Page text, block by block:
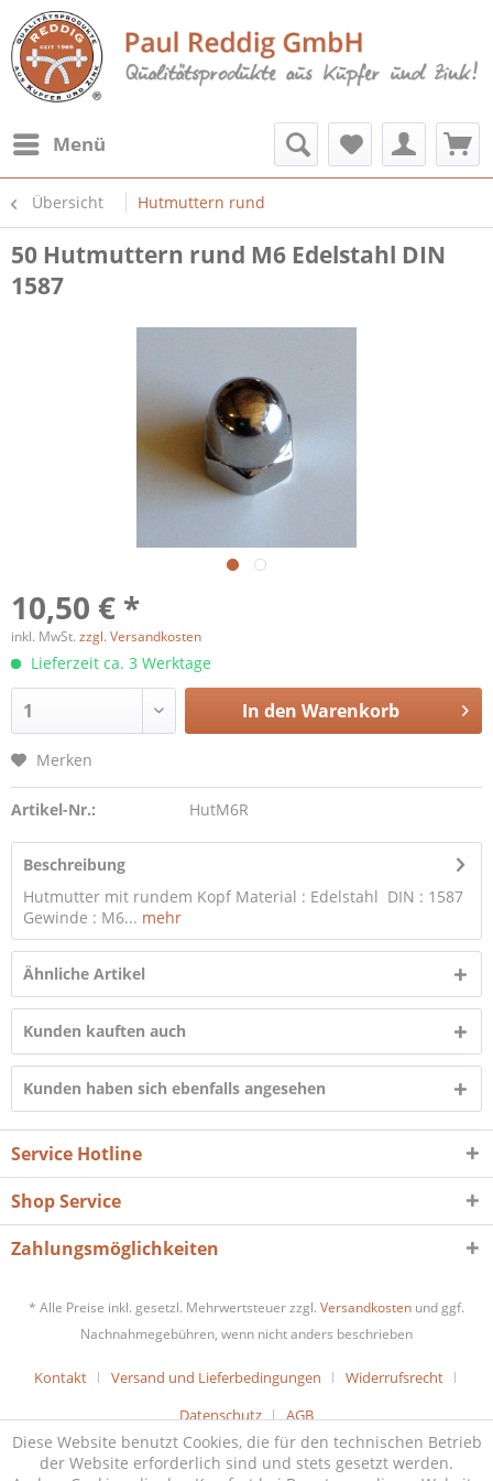
Menü
Übersicht Hutmuttern rund
50 Hutmuttern rund M6 Edelstahl DIN
1587
10,50 € *
inkl. MwSt. zzgl. Versandkosten
Lieferzeit ca. 3 Werktage
In den Warenkorb
Merken
Artikel-Nr.: HutM6R
Beschreibung
Hutmutter mit rundem Kopf Material : Edelstahl DIN : 1587
Gewinde : M6... mehr
Ähnliche Artikel
Kunden kauften auch
Kunden haben sich ebenfalls angesehen
Service Hotline
Shop Service
Zahlungsmöglichkeiten
* Alle Preise inkl. gesetzl. Mehrwertsteuer zzgl. Versandkosten und ggf.
Nachnahmegebühren, wenn nicht anders beschrieben
Kontakt Versand und Lieferbedingungen
Widerrufsrecht
Datenschutz
AGB
Diese Website benutzt Cookies, die für den technischen Betrieb
der Website erforderlich sind und stets gesetzt werden.